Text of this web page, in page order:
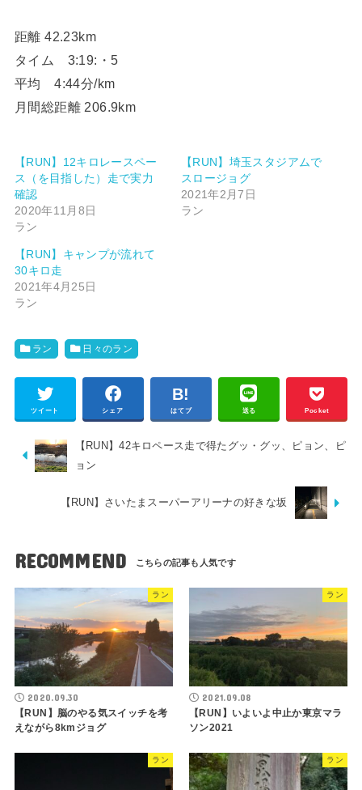
距離 42.23km
タイム 3:19:・5
平均 4:44分/km
月間総距離 206.9km
【RUN】12キロレースペー
ス（を目指した）走で実力
確認
2020年11月8日
ラン
【RUN】埼玉スタジアムで
スロージョグ
2021年2月7日
ラン
【RUN】キャンプが流れて
30キロ走
2021年4月25日
ラン
ラン 日々のラン
ツイート シェア はてブ 送る Pocket
【RUN】42キロペース走で得たグッ・グッ、ピョン、ピ
ョン
【RUN】さいたまスーパーアリーナの好きな坂
RECOMMEND
ラン
2020.09.30
【RUN】脳のやる気スイッチを考
えながら8kmジョグ
ラン
2021.09.08
【RUN】いよいよ中止か東京マラ
ソン2021
ラン ラン